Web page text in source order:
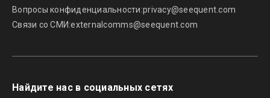
Вопросы конфиденциальности:privacy@seequent.com
Связи со СМИ:externalcomms@seequent.com
Найдите нас в социальных сетях